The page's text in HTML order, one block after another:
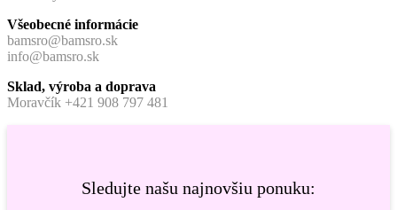
Všeobecné informácie
bamsro@bamsro.sk
info@bamsro.sk
Sklad, výroba a doprava
Moravčík +421 908 797 481
Sledujte našu najnovšiu ponuku: